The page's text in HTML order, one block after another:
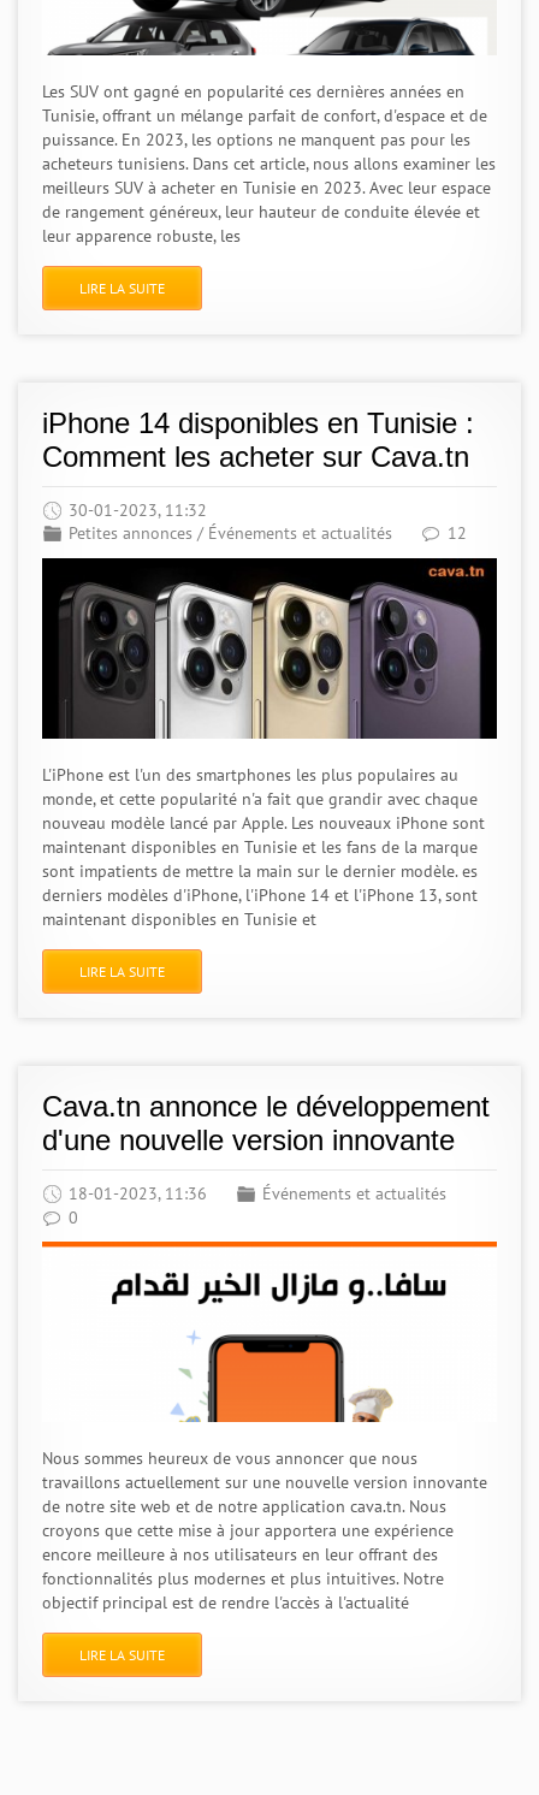
Les SUV ont gagné en popularité ces dernières années en
Tunisie, offrant un mélange parfait de confort, d'espace et de
puissance. En 2023, les options ne manquent pas pour les
acheteurs tunisiens. Dans cet article, nous allons examiner les
meilleurs SUV à acheter en Tunisie en 2023. Avec leur espace
de rangement généreux, leur hauteur de conduite élevée et
leur apparence robuste, les
LIRE LA SUITE
iPhone 14 disponibles en Tunisie :
Comment les acheter sur Cava.tn
30-01-2023, 11:32
Petites annonces / Événements et actualités 12
L'iPhone est l'un des smartphones les plus populaires au
monde, et cette popularité n'a fait que grandir avec chaque
nouveau modèle lancé par Apple. Les nouveaux iPhone sont
maintenant disponibles en Tunisie et les fans de la marque
sont impatients de mettre la main sur le dernier modèle. es
derniers modèles d'iPhone, l'iPhone 14 et l'iPhone 13, sont
maintenant disponibles en Tunisie et
LIRE LA SUITE
Cava.tn annonce le développement
d'une nouvelle version innovante
18-01-2023, 11:36
Événements et actualités
0
Nous sommes heureux de vous annoncer que nous
travaillons actuellement sur une nouvelle version innovante
de notre site web et de notre application cava.tn. Nous
croyons que cette mise à jour apportera une expérience
encore meilleure à nos utilisateurs en leur offrant des
fonctionnalités plus modernes et plus intuitives. Notre
objectif principal est de rendre l'accès à l'actualité
LIRE LA SUITE